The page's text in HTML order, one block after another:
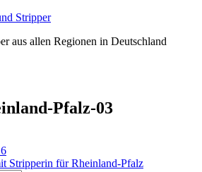
Stripper
aus allen Regionen in Deutschland
Pfalz-03
Stripperin für Rheinland-Pfalz